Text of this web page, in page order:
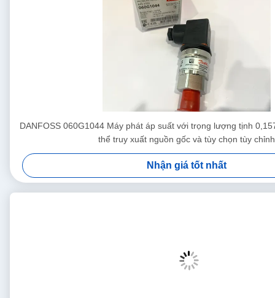
DANFOSS 060G1044 Máy phát áp suất với trọng lượng tịnh
thể truy xuất nguồn gốc và tùy chọn tùy chỉnh
Nhận giá tốt nhất